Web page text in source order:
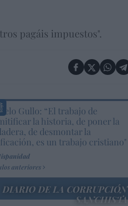
pagáis impuestos".
Gullo: “El trabajo de
la historia, de poner la
de desmontar la
es un trabajo cristiano"
anteriores
DIARIO DE LA CORRUPCIÓN
SANCHISTA